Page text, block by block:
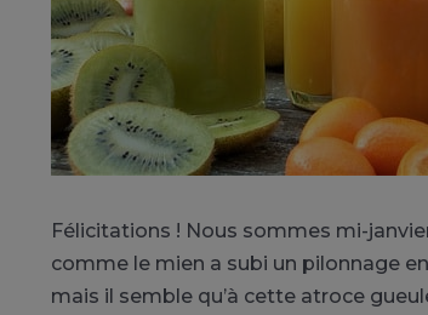
Félicitations ! Nous sommes mi-
comme le mien a subi un pilonnage
mais il semble qu’à cette atroce